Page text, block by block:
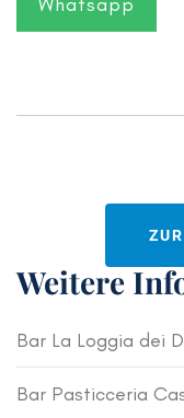
Weitere
Bar La Loggia dei
Bar Pasticceria